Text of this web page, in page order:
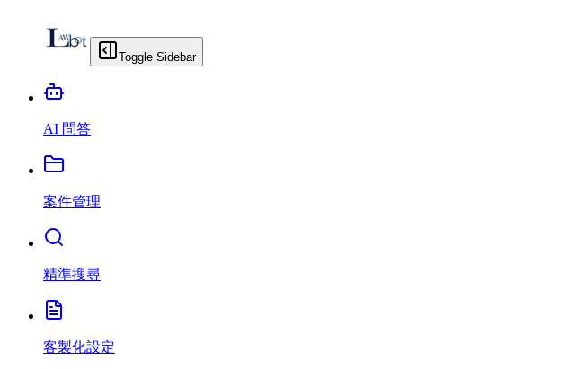
Toggle Sidebar
AI 問答
案件管理
精準搜尋
客製化設定